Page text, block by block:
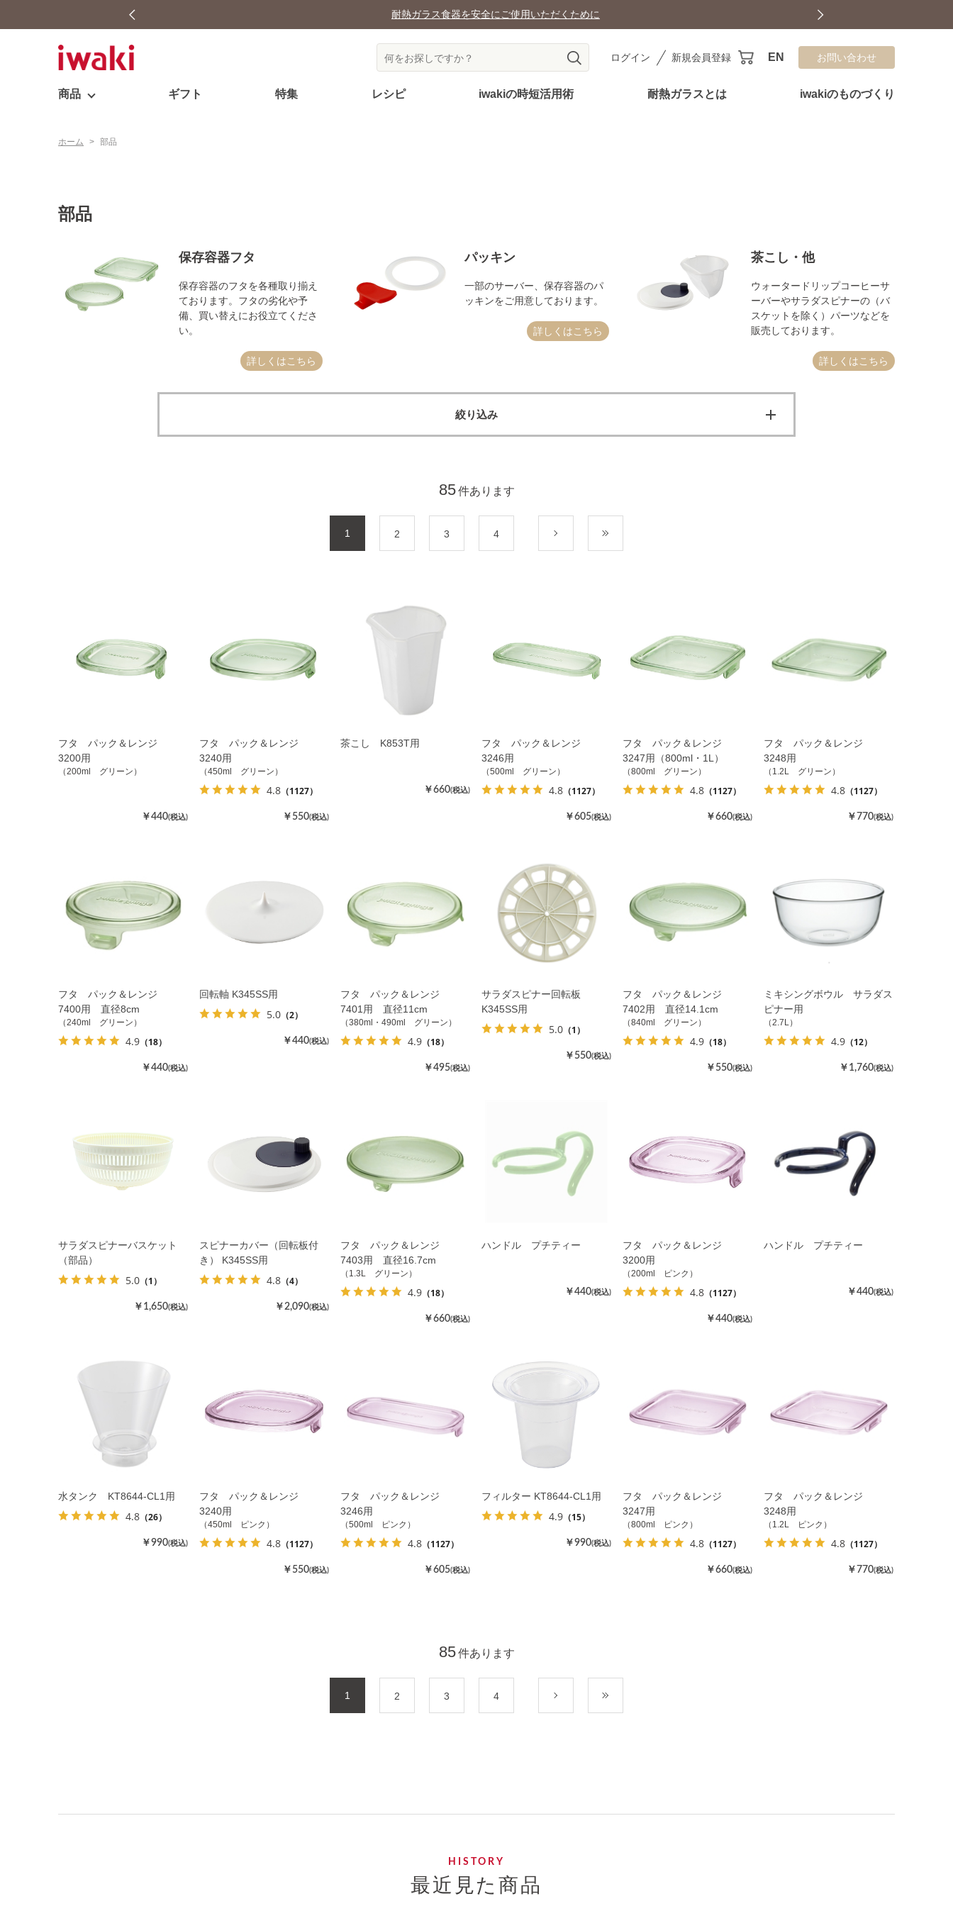
耐熱ガラス食器を安全にご使用いただくために
ログイン 新規会員登録 EN お問い合わせ
商品 ギフト 特集 レシピ iwakiの時短活用術 耐熱ガラスとは iwakiのものづくり
ホーム > 部品
部品
保存容器フタ
保存容器のフタを各種取り揃え
ております。フタの劣化や予
備、買い替えにお役立てくださ
い。
詳しくはこちら
パッキン
一部のサーバー、保存容器のパ
ッキンをご用意しております。
詳しくはこちら
茶こし・他
ウォータードリップコーヒーサ
ーバーやサラダスピナーの（バ
スケットを除く）パーツなどを
販売しております。
詳しくはこちら
絞り込み
85 件あります
1 2 3 4
フタ パック＆レンジ
3200用
（200ml グリーン）
￥440(税込)
フタ パック＆レンジ
3240用
（450ml グリーン）
￥550(税込)
4.8 （1127）
茶こし K853T用
￥660(税込)
フタ パック＆レンジ
3246用
（500ml グリーン）
￥605(税込)
4.8 （1127）
フタ パック＆レンジ
3247用（800ml・1L）
（800ml グリーン）
￥660(税込)
4.8 （1127）
フタ パック＆レンジ
3248用
（1.2L グリーン）
￥770(税込)
4.8 （1127）
フタ パック＆レンジ
7400用 直径8cm
（240ml グリーン）
￥440(税込)
4.9 （18）
回転軸 K345SS用
￥440(税込)
5.0 （2）
フタ パック＆レンジ
7401用 直径11cm
（380ml・490ml グリーン）
￥495(税込)
4.9 （18）
サラダスピナー回転板
K345SS用
￥550(税込)
5.0 （1）
フタ パック＆レンジ
7402用 直径14.1cm
（840ml グリーン）
￥550(税込)
4.9 （18）
ミキシングボウル サラダス
ピナー用
（2.7L）
￥1,760(税込)
4.9 （12）
サラダスピナーバスケット
（部品）
￥1,650(税込)
5.0 （1）
スピナーカバー（回転板付
き） K345SS用
￥2,090(税込)
4.8 （4）
フタ パック＆レンジ
7403用 直径16.7cm
（1.3L グリーン）
￥660(税込)
4.9 （18）
ハンドル プチティー
￥440(税込)
フタ パック＆レンジ
3200用
（200ml ピンク）
￥440(税込)
4.8 （1127）
ハンドル プチティー
￥440(税込)
水タンク KT8644-CL1用
￥990(税込)
4.8 （26）
フタ パック＆レンジ
3240用
（450ml ピンク）
￥550(税込)
4.8 （1127）
フタ パック＆レンジ
3246用
（500ml ピンク）
￥605(税込)
4.8 （1127）
フィルター KT8644-CL1用
￥990(税込)
4.9 （15）
フタ パック＆レンジ
3247用
（800ml ピンク）
￥660(税込)
4.8 （1127）
フタ パック＆レンジ
3248用
（1.2L ピンク）
￥770(税込)
4.8 （1127）
85 件あります
1 2 3 4
最近見た商品